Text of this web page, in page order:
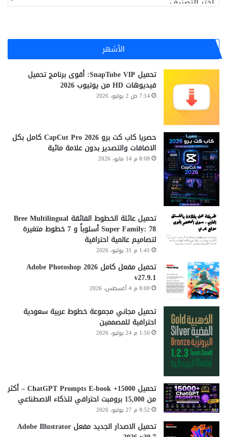
n
p
c
g
d
e
s
)
l
o
d
ص
ف
ا
ت
الأشهر
تحميل SnapTube VIP: أقوى برنامج تحميل
فيديوهات HD من يوتيوب 2026
7:14 ص 2 يوليو، 2026
حصريا كاب كت برو CapCut Pro 2026 كامل بكل
الاضافات والتصدير بدون علامة مائية
8:08 م 14 مايو، 2026
تحميل عائلة الخطوط الفائقة Bree Multilingual
Super Family: 78 أسلوباً و 7 خطوط متغيرة
لتصاميم عالمية احترافية
1:41 م 31 يوليو، 2026
تحميل مفعل كامل Adobe Photoshop 2026
v27.9.1
8:00 م 4 أغسطس، 2026
تحميل مجاني مجموعة خطوط عربية سعودية
احترافية للمصممين
1:50 م 24 يوليو، 2026
تحميل 15000+ ChatGPT Prompts E-book – أكثر
من 15,000 برومبت احترافي للذكاء الاصطناعي
8:52 م 27 يوليو، 2026
تحميل الاصدار الجديد مفعل Adobe Illustrator